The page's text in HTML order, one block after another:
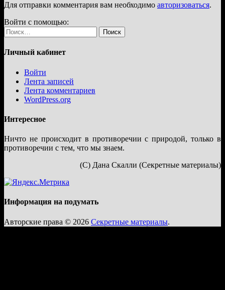
Для отправки комментария вам необходимо авторизоваться.
Войти с помощью:
Найти:
Личный кабинет
Войти
Лента записей
Лента комментариев
WordPress.org
Интересное
Ничто не происходит в противоречии с природой, только в
противоречии с тем, что мы знаем.
(С) Дана Скалли (Секретные материалы)
Информация на подумать
Авторские права © 2026 Секретные материалы.